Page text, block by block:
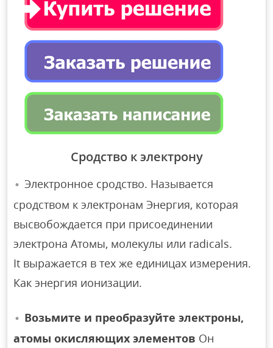
Сродство к электрону
Электронное сродство. Называется
сродством к электронам Энергия, которая
высвобождается при присоединении
электрона Атомы, молекулы или radicals.
It выражается в тех же единицах измерения.
Как энергия ионизации.
Возьмите и преобразуйте электроны,
атомы окисляющих элементов Он